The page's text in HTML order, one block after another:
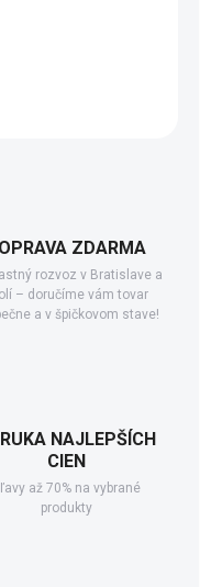
ZDARMA
rozvoz v Bratislave a
– doručíme vám tovar
a v špičkovom stave!
NAJLEPŠÍCH
CIEN
až 70% na vybrané
produkty